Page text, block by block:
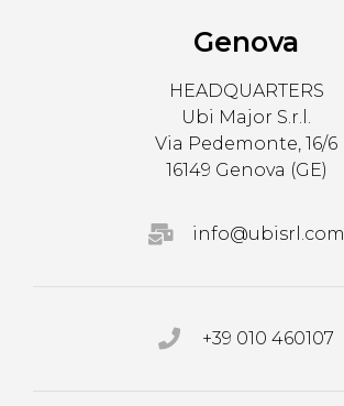
Genova
HEADQUARTERS
Ubi Major S.r.l.
Via Pedemonte, 16/6
16149 Genova (GE)
info@ubisrl.com
+39 010 460107